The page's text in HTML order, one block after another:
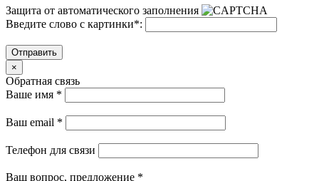
Защита от автоматического заполнения
Введите слово с картинки*:
Отправить
×
Обратная связь
Ваше имя *
Ваш email *
Телефон для связи
Ваш вопрос, предложение *